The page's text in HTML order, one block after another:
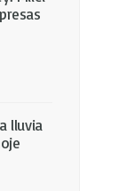
lluvia